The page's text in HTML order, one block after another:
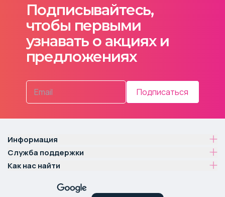
Подписывайтесь,
чтобы первыми
узнавать о акциях и
предложениях
Подписаться
Информация
Служба поддержки
Как нас найти